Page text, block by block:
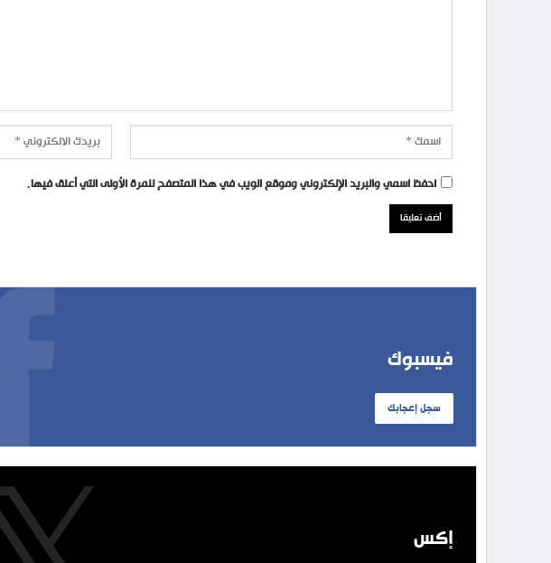
احفظ اسمي والبريد الإلكتروني وموقع الويب في هذا المتصفح للمرة الأولى التي أعلق فيها.
فيسبوك
سجل إعجابك
إكس